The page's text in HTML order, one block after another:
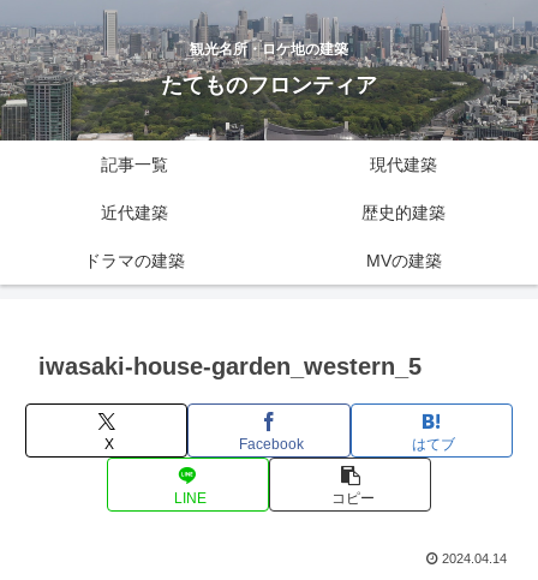
観光名所・ロケ地の建築
たてものフロンティア
記事一覧 現代建築
近代建築 歴史的建築
ドラマの建築 MVの建築
iwasaki-house-garden_western_5
X Facebook はてブ
LINE コピー
2024.04.14